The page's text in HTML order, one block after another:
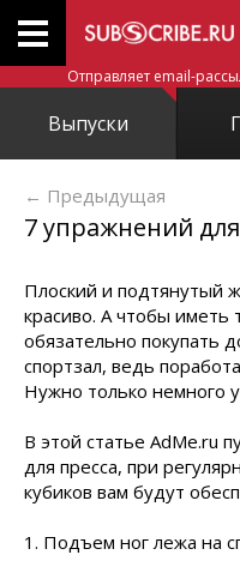
Отправляет email-
Выпуски
← Предыдущая
7 упражнений
Плоский и подтянутый
красиво. А чтобы иметь
обязательно покупать
спортзал, ведь
Нужно только немного
В этой статье AdMe.ru
для пресса, при
кубиков вам будут
1. Подъем ног лежа на